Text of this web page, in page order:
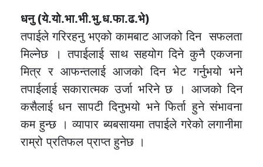
धनु (ये.यो.भा.भी.भु.ध.फा.ढ.भे)
तपाईले गरिरहनु भएको कामबाट आजको दिन सफलता
मिल्नेछ । तपाईलाई साथ सहयोग दिने कुनै एकजना
मित्र र आफन्तलाई आजको दिन भेट गर्नुभयो भने
तपाईलाई सकारात्मक उर्जा भरिने छ । आजको दिन
कसैलाई धन सापटी दिनुभयो भने फिर्ता हुने संभावना
कम हुन्छ । व्यापार ब्यबसायमा तपाईले गरेको लगानीमा
राम्रो प्रतिफल प्राप्त हुनेछ ।